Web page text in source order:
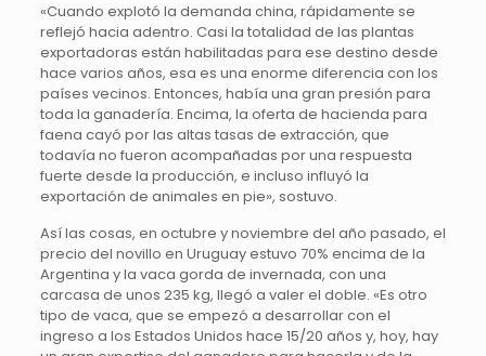
«Cuando explotó la demanda china, rápidamente se
reflejó hacia adentro. Casi la totalidad de las plantas
exportadoras están habilitadas para ese destino desde
hace varios años, esa es una enorme diferencia con los
países vecinos. Entonces, había una gran presión para
toda la ganadería. Encima, la oferta de hacienda para
faena cayó por las altas tasas de extracción, que
todavía no fueron acompañadas por una respuesta
fuerte desde la producción, e incluso influyó la
exportación de animales en pie», sostuvo.
Así las cosas, en octubre y noviembre del año pasado, el
precio del novillo en Uruguay estuvo 70% encima de la
Argentina y la vaca gorda de invernada, con una
carcasa de unos 235 kg, llegó a valer el doble. «Es otro
tipo de vaca, que se empezó a desarrollar con el
ingreso a los Estados Unidos hace 15/20 años y, hoy, hay